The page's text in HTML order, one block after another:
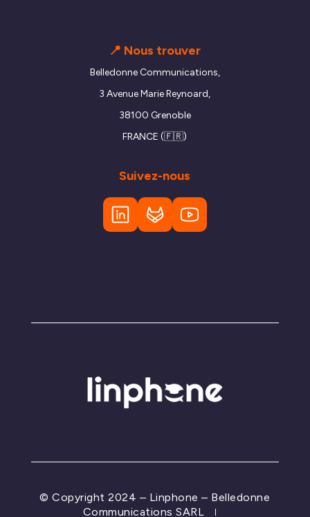
📍 Nous trouver
Belledonne Communications,
3 Avenue Marie Reynoard,
38100 Grenoble
FRANCE (🇫🇷)
Suivez-nous
© Copyright 2024 – Linphone – Belledonne
Communications SARL